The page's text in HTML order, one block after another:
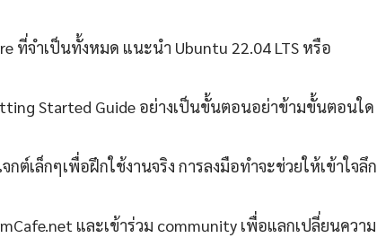
ที่จำเป็นทั้งหมด แนะนำ Ubuntu 22.04 LTS หรือ
Started Guide อย่างเป็นขั้นตอนอย่าข้ามขั้นตอนใด
กต์เล็กๆเพื่อฝึกใช้งานจริง การลงมือทำจะช่วยให้เข้าใจลึก
และเข้าร่วม community เพื่อแลกเปลี่ยนความ